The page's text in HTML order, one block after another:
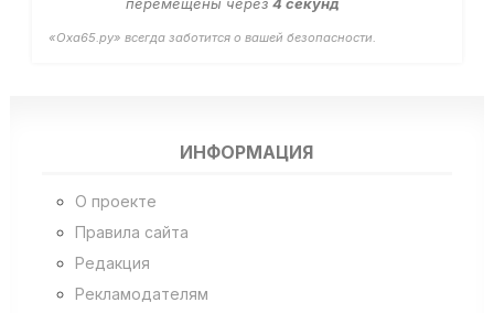
«Оха65.ру» всегда заботится о вашей безопасности.
ИНФОРМАЦИЯ
О проекте
Правила сайта
Редакция
Рекламодателям